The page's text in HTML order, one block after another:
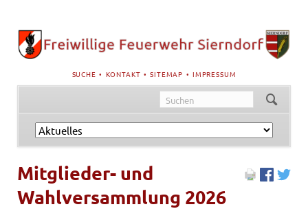
NAVIGATION
ÜBERSPRINGEN
SUCHE KONTAKT SITEMAP IMPRESSUM
Navigation
Mitglieder- und
Wahlversammlung 2026